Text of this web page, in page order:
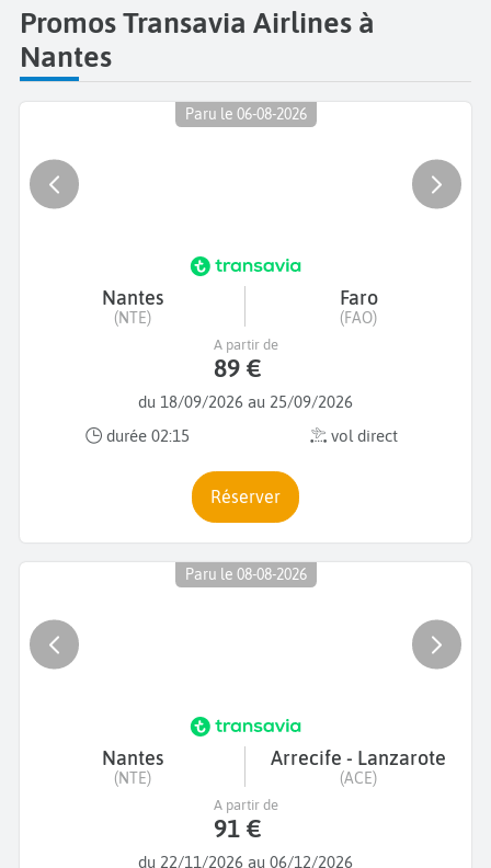
Promos Transavia Airlines à
Nantes
Paru le 06-08-2026
Nantes
(NTE)
Faro
(FAO)
du 18/09/2026 au 25/09/2026
durée 02:15
vol direct
A partir de
89 €
Réserver
Paru le 08-08-2026
Nantes
(NTE)
Arrecife - Lanzarote
(ACE)
du 22/11/2026 au 06/12/2026
A partir de
91 €